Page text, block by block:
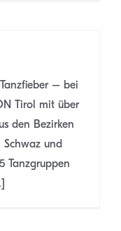
– bei
Tirol mit über
den Bezirken
Schwaz und
Tanzgruppen